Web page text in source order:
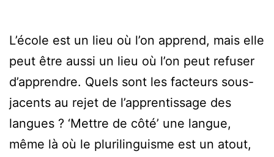
L’école est un lieu où l’on apprend, mais elle
peut être aussi un lieu où l’on peut refuser
d’apprendre. Quels sont les facteurs sous-
jacents au rejet de l’apprentissage des
langues ? ‘Mettre de côté’ une langue,
même là où le plurilinguisme est un atout,